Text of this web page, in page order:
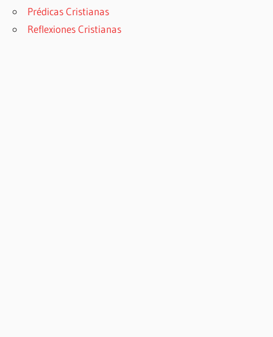
Prédicas Cristianas
Reflexiones Cristianas